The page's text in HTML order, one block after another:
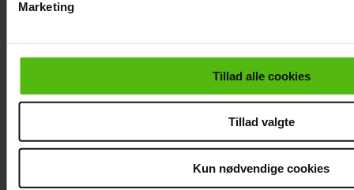
cookiepolitik.
Marketing
Tillad alle cookies
Tillad valgte
Kun nødvendige cookies